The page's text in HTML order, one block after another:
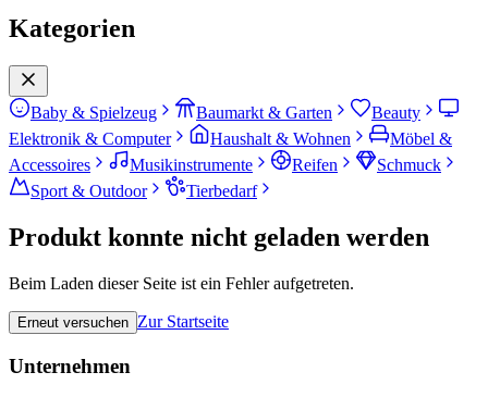
Kategorien
Baby & Spielzeug Baumarkt & Garten
Beauty
Elektronik & Computer
Haushalt & Wohnen
Möbel &
Accessoires
Musikinstrumente Reifen
Schmuck
Sport & Outdoor
Tierbedarf
Produkt konnte nicht geladen werden
Beim Laden dieser Seite ist ein Fehler aufgetreten.
Erneut versuchen Zur Startseite
Unternehmen